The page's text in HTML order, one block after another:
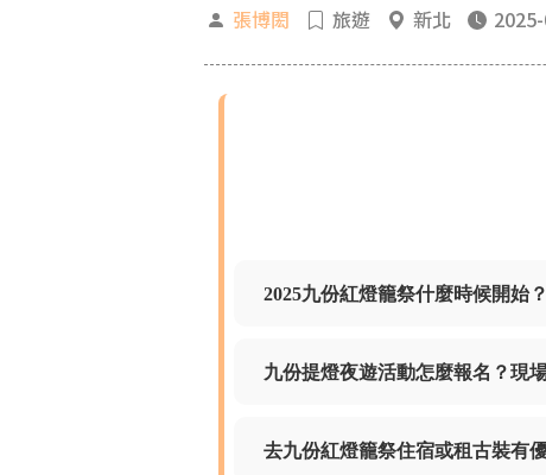
張博閎 旅遊 新北
2025九份紅燈籠祭什麼時候開始
九份提燈夜遊活動怎麼報名？現
去九份紅燈籠祭住宿或租古裝有